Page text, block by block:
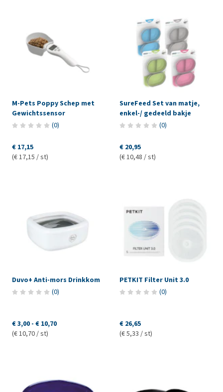
M-Pets Poppy Schep met
Gewichtssensor
(0)
€ 17,15
(€ 17,15 / st)
SureFeed Set van matje,
enkel-/ gedeeld bakje
(0)
€ 20,95
(€ 10,48 / st)
Duvo+ Anti-mors Drinkkom
(0)
€ 3,00 - € 10,70
(€ 10,70 / st)
PETKIT Filter Unit 3.0
(0)
€ 26,65
(€ 5,33 / st)